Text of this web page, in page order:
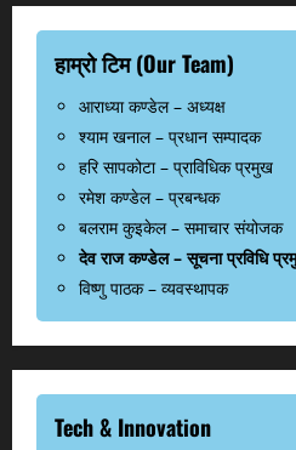
हाम्रो टिम (Our Team)
आराध्या कण्डेल – अध्यक्ष
श्याम खनाल – प्रधान सम्पादक
हरि सापकोटा – प्राविधिक प्रमुख
रमेश कण्डेल – प्रबन्धक
बलराम कुइकेल – समाचार संयोजक
देव राज कण्डेल – सूचना प्रविधि
विष्णु पाठक – व्यवस्थापक
Tech & Innovation